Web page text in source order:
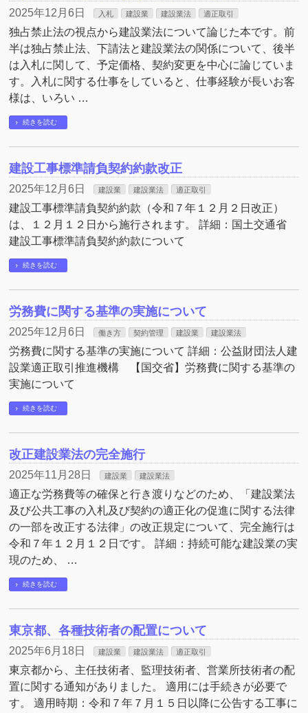
2025年12月6日 入札 建設業 建設業法 適正取引
独占禁止法の視点から建設業法について論じた本です。前
半は独占禁止法、下請法と建設業法の関係について、後半
は入札に関して、予定価格、契約変更を中心に論じていま
す。入札に関する仕事をしていると、仕事経験が長いお客
様は、いろい …
続きを読む
建設工事標準請負契約約款改正
2025年12月6日 建設業 建設業法 適正取引
建設工事標準請負契約約款（令和７年１２月２日改正）
は、１２月１２日から施行されます。 詳細：国土交通省
建設工事標準請負契約約款について
続きを読む
労務費に関する基準の実施について
2025年12月6日 働き方 契約管理 建設業 建設業法
労務費に関する基準の実施について 詳細：公益財団法人建
設業適正取引推進機構 【国交省】労務費に関する基準の
実施について
続きを読む
改正建設業法の完全施行
2025年11月28日 建設業 建設業法
適正な労務費等の確保と行き渡りなどのため、「建設業法
及び公共工事の入札及び契約の適正化の促進に関する法律
の一部を改正する法律」の改正規定について、完全施行は
令和７年１２月１２日です。 詳細：持続可能な建設業の実
現のため、 …
続きを読む
東京都、各種技術者の配置について
2025年6月18日 建設業 建設業法 適正取引
東京都から、主任技術者、監理技術者、営業所技術者の配
置に関する通知がありました。 適用には手続きが必要で
す。 適用時期：令和７年７月１５日以降に公告する工事に